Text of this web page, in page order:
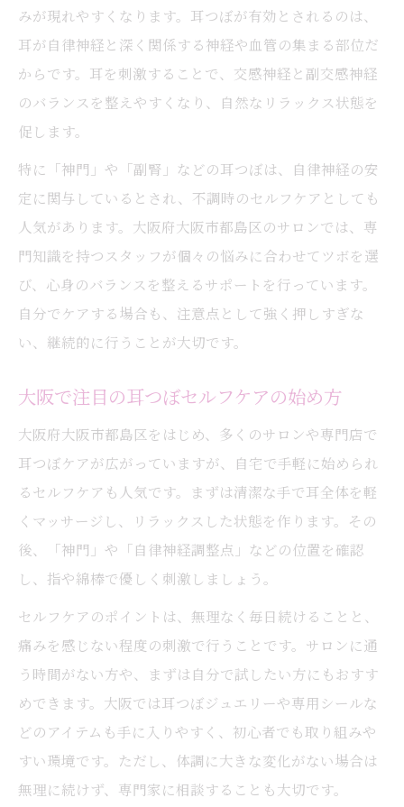
耳つぼセルフケアで自律神経を整える習慣
耳つぼを日常生活に取り入れるポイント
耳つぼ神門の位置と自律神経サポートの実践法
耳つぼ神門を活用したセルフケアの流れ
耳つぼジュエリー資格取得で広がる新たな可能
性
耳つぼジュエリー資格で副業を目指す方法
耳つぼジュエリー資格取得の手軽な選択肢
耳つぼジュエリー資格講座で学べる実践力
耳つぼジュエリー資格後のサロン開業サポ
ート
みが現れやすくなります。耳つぼが有効とされるのは、
耳が自律神経と深く関係する神経や血管の集まる部位だ
からです。耳を刺激することで、交感神経と副交感神経
のバランスを整えやすくなり、自然なリラックス状態を
促します。
特に「神門」や「副腎」などの耳つぼは、自律神経の安
定に関与しているとされ、不調時のセルフケアとしても
人気があります。大阪府大阪市都島区のサロンでは、専
門知識を持つスタッフが個々の悩みに合わせてツボを選
び、心身のバランスを整えるサポートを行っています。
自分でケアする場合も、注意点として強く押しすぎな
い、継続的に行うことが大切です。
大阪で注目の耳つぼセルフケアの始め方
大阪府大阪市都島区をはじめ、多くのサロンや専門店で
耳つぼケアが広がっていますが、自宅で手軽に始められ
るセルフケアも人気です。まずは清潔な手で耳全体を軽
くマッサージし、リラックスした状態を作ります。その
後、「神門」や「自律神経調整点」などの位置を確認
し、指や綿棒で優しく刺激しましょう。
セルフケアのポイントは、無理なく毎日続けることと、
痛みを感じない程度の刺激で行うことです。サロンに通
う時間がない方や、まずは自分で試したい方にもおすす
めできます。大阪では耳つぼジュエリーや専用シールな
どのアイテムも手に入りやすく、初心者でも取り組みや
すい環境です。ただし、体調に大きな変化がない場合は
無理に続けず、専門家に相談することも大切です。